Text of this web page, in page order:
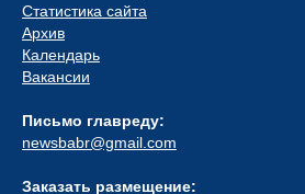
Статистика сайта
Архив
Календарь
Вакансии
Письмо главреду:
newsbabr@gmail.com
Заказать размещение: